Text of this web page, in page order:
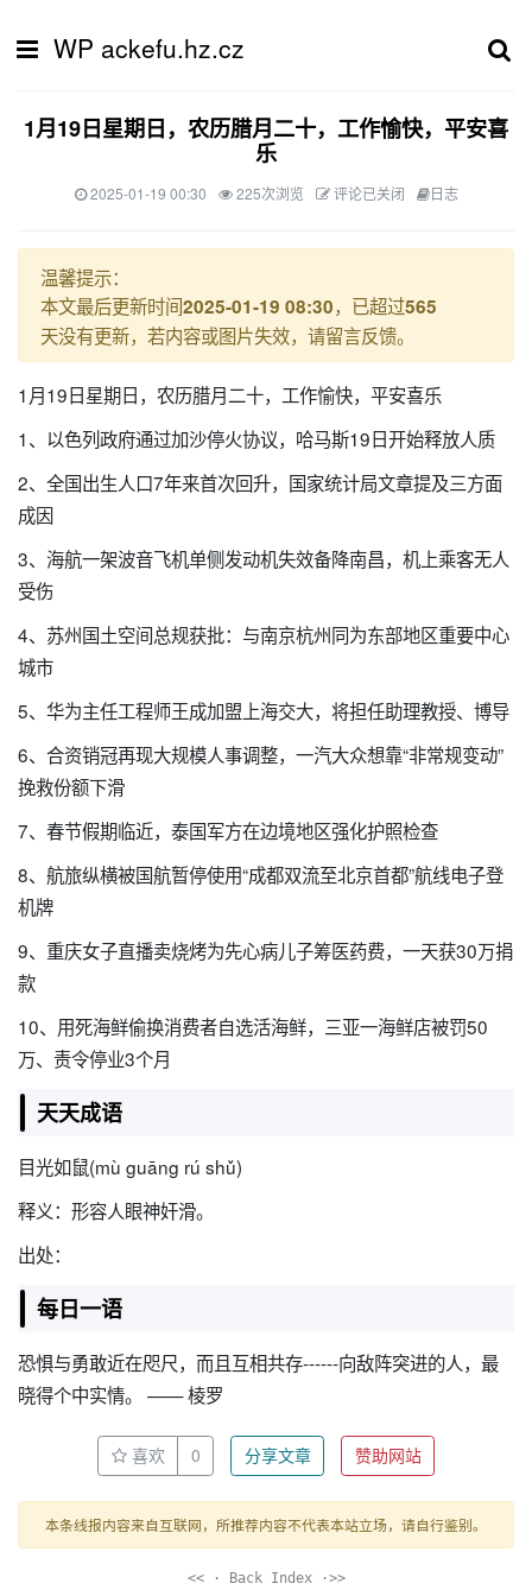
WP ackefu.hz.cz
1月19日星期日，农历腊月二十，工作愉快，平安喜
乐
2025-01-19 00:30 225次浏览 评论已关闭 日志
温馨提示：
本文最后更新时间2025-01-19 08:30，已超过565
天没有更新，若内容或图片失效，请留言反馈。
1月19日星期日，农历腊月二十，工作愉快，平安喜乐
1、以色列政府通过加沙停火协议，哈马斯19日开始释放人质
2、全国出生人口7年来首次回升，国家统计局文章提及三方面
成因
3、海航一架波音飞机单侧发动机失效备降南昌，机上乘客无人
受伤
4、苏州国土空间总规获批：与南京杭州同为东部地区重要中心
城市
5、华为主任工程师王成加盟上海交大，将担任助理教授、博导
6、合资销冠再现大规模人事调整，一汽大众想靠“非常规变动”
挽救份额下滑
7、春节假期临近，泰国军方在边境地区强化护照检查
8、航旅纵横被国航暂停使用“成都双流至北京首都”航线电子登
机牌
9、重庆女子直播卖烧烤为先心病儿子筹医药费，一天获30万捐
款
10、用死海鲜偷换消费者自选活海鲜，三亚一海鲜店被罚50
万、责令停业3个月
天天成语
目光如鼠(mù guāng rú shǔ)
释义：形容人眼神奸滑。
出处：
每日一语
恐惧与勇敢近在咫尺，而且互相共存------向敌阵突进的人，最
晓得个中实情。 —— 棱罗
喜欢 0 分享文章 赞助网站
本条线报内容来自互联网，所推荐内容不代表本站立场，请自行鉴别。
<< · Back Index ·>>